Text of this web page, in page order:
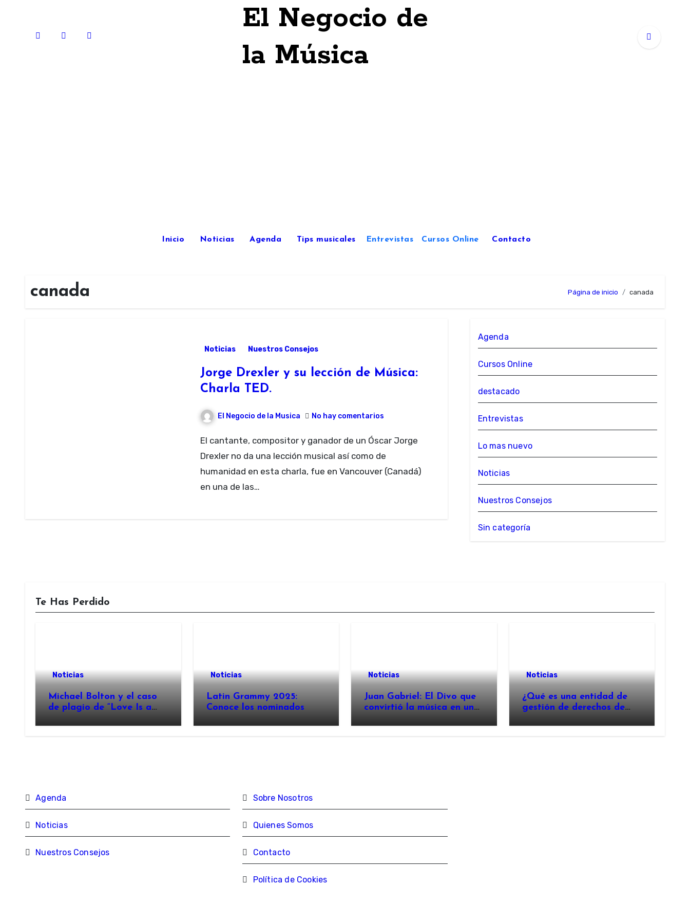
El Negocio de
la Música
Inicio Noticias Agenda Tips musicales Entrevistas Cursos Online Contacto
canada Página de inicio canada
Noticias Nuestros Consejos
Jorge Drexler y su lección de Música:
Charla TED.
El Negocio de la Musica No hay comentarios
El cantante, compositor y ganador de un Óscar Jorge
Drexler no da una lección musical así como de
humanidad en esta charla, fue en Vancouver (Canadá)
en una de las…
Agenda
Cursos Online
destacado
Entrevistas
Lo mas nuevo
Noticias
Nuestros Consejos
Sin categoría
Te Has Perdido
Noticias
Michael Bolton y el caso
de plagio de “Love Is a
Noticias
Latin Grammy 2025:
Conoce los nominados
Noticias
Juan Gabriel: El Divo que
convirtió la música en un
Noticias
¿Qué es una entidad de
gestión de derechos de
importante?
Agenda
Noticias
Nuestros Consejos
Sobre Nosotros
Quienes Somos
Contacto
Política de Cookies